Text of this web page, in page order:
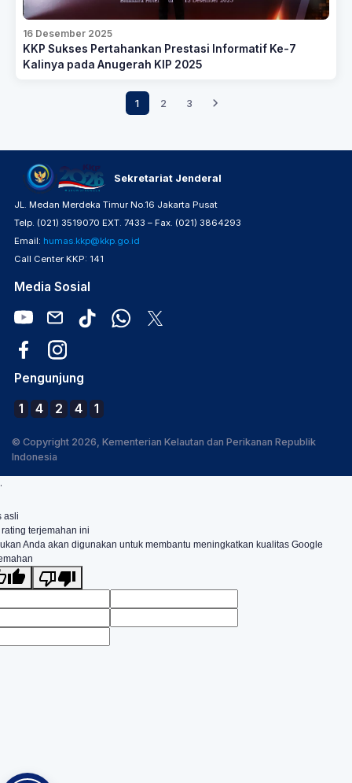
16 Desember 2025
KKP Sukses Pertahankan Prestasi Informatif Ke-7
Kalinya pada Anugerah KIP 2025
1 2 3
Sekretariat Jenderal
JL. Medan Merdeka Timur No.16 Jakarta Pusat
Telp. (021) 3519070 EXT. 7433 – Fax. (021) 3864293
Email: humas.kkp@kkp.go.id
Call Center KKP: 141
Media Sosial
Pengunjung
1 4 2 4 1
© Copyright 2026, Kementerian Kelautan dan Perikanan Republik
Indonesia
.
asli
terjemahan ini
Anda akan digunakan untuk membantu meningkatkan kualitas Google